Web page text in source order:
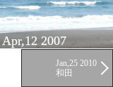
Apr,12 2007
Jan,25 2010
和田